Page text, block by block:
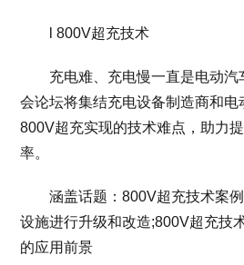
l 800V超充技术
充电难、充电慢一直是电动汽
会论坛将集结充电设备制造商和
800V超充实现的技术难点，助力
率。
涵盖话题：800V超充技术案例
设施进行升级和改造;800V超充技
的应用前景